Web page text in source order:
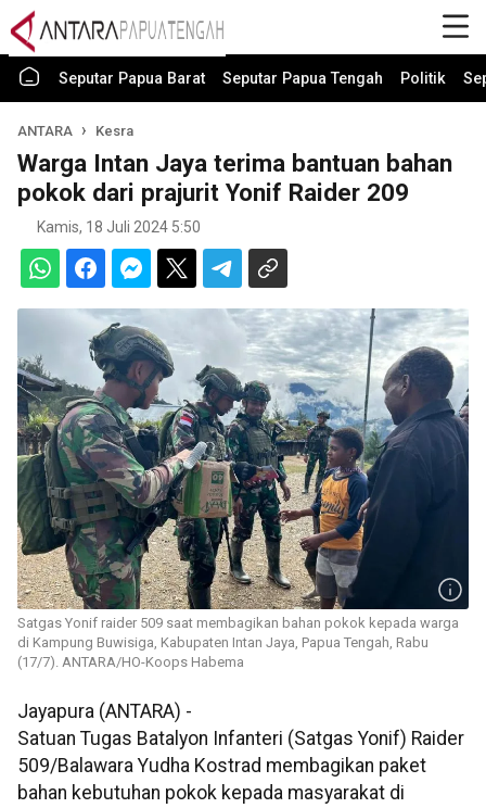
Seputar Papua Barat Seputar Papua Tengah Politik
ANTARA Kesra
Warga Intan Jaya terima bantuan bahan
pokok dari prajurit Yonif Raider 209
Kamis, 18 Juli 2024 5:50
Satgas Yonif raider 509 saat membagikan bahan pokok kepada warga
di Kampung Buwisiga, Kabupaten Intan Jaya, Papua Tengah, Rabu
(17/7). ANTARA/HO-Koops Habema
Jayapura (ANTARA) -
Satuan Tugas Batalyon Infanteri (Satgas Yonif) Raider
509/Balawara Yudha Kostrad membagikan paket
bahan kebutuhan pokok kepada masyarakat di